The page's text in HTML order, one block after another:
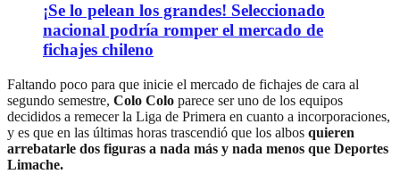
¡Se lo pelean los grandes! Seleccionado
nacional podría romper el mercado de
fichajes chileno
Faltando poco para que inicie el mercado de fichajes de cara al
segundo semestre, Colo Colo parece ser uno de los equipos
decididos a remecer la Liga de Primera en cuanto a incorporaciones,
y es que en las últimas horas trascendió que los albos quieren
arrebatarle dos figuras a nada más y nada menos que Deportes
Limache.